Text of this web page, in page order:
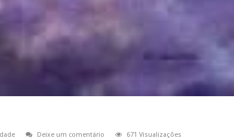
Deixe um comentário 671 Visualizações